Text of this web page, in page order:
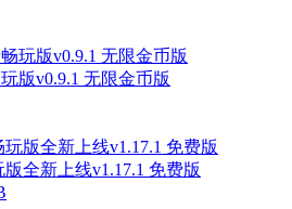
版v0.9.1 无限金币版
全新上线v1.17.1 免费版